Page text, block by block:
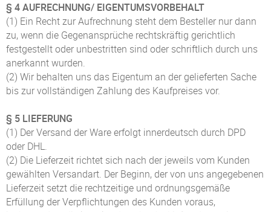
§ 4 AUFRECHNUNG/ EIGENTUMSVORBEHALT
(1) Ein Recht zur Aufrechnung steht dem Besteller nur dann
zu, wenn die Gegenansprüche rechtskräftig gerichtlich
festgestellt oder unbestritten sind oder schriftlich durch uns
anerkannt wurden.
(2) Wir behalten uns das Eigentum an der gelieferten Sache
bis zur vollständigen Zahlung des Kaufpreises vor.
§ 5 LIEFERUNG
(1) Der Versand der Ware erfolgt innerdeutsch durch DPD
oder DHL.
(2) Die Lieferzeit richtet sich nach der jeweils vom Kunden
gewählten Versandart. Der Beginn, der von uns angegebenen
Lieferzeit setzt die rechtzeitige und ordnungsgemäße
Erfüllung der Verpflichtungen des Kunden voraus,